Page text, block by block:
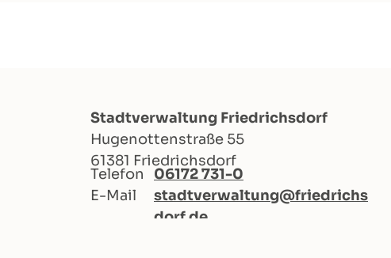
Stadtverwaltung Friedrichsdorf
Hugenottenstraße 55
61381 Friedrichsdorf
Telefon
06172 731-0
E-Mail
stadtverwaltung@friedrichs
dorf.de